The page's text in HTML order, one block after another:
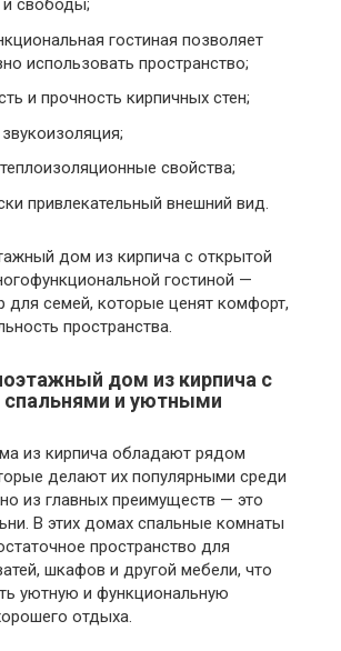
и свободы;
гостиная позволяет
использовать пространство;
и прочность кирпичных стен;
свойства;
привлекательный внешний вид.
дом из кирпича с открытой
гостиной —
семей, которые ценят комфорт,
пространства.
дом из кирпича с
и уютными
из кирпича обладают рядом
делают их популярными среди
из главных преимуществ — это
В этих домах спальные комнаты
пространство для
шкафов и другой мебели, что
уютную и функциональную
отдыха.